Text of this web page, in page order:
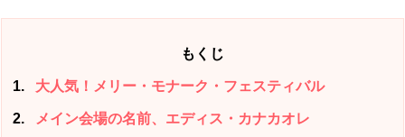
もくじ
1 大人気！メリー・モナーク・フェスティバル
2 メイン会場の名前、エディス・カナカオレ